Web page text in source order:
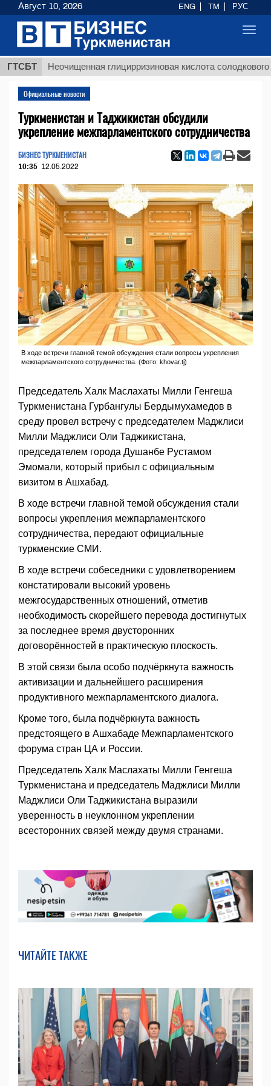
ГТСБТ
Неочищенная глицирризиновая кислота солодкового корня
Официальные новости
Туркменистан и Таджикистан обсудили
укрепление межпарламентского сотрудничества
БИЗНЕС ТУРКМЕНИСТАН
10:35 12.05.2022
В ходе встречи главной темой обсуждения стали вопросы укрепления
межпарламентского сотрудничества. (Фото: khovar.tj)
Председатель Халк Маслахаты Милли Генгеша
Туркменистана Гурбангулы Бердымухамедов в
среду провел встречу с председателем Маджлиси
Милли Маджлиси Оли Таджикистана,
председателем города Душанбе Рустамом
Эмомали, который прибыл с официальным
визитом в Ашхабад.
В ходе встречи главной темой обсуждения стали
вопросы укрепления межпарламентского
сотрудничества, передают официальные
туркменские СМИ.
В ходе встречи собеседники с удовлетворением
констатировали высокий уровень
межгосударственных отношений, отметив
необходимость скорейшего перевода достигнутых
за последнее время двусторонних
договорённостей в практическую плоскость.
В этой связи была особо подчёркнута важность
активизации и дальнейшего расширения
продуктивного межпарламентского диалога.
Кроме того, была подчёркнута важность
предстоящего в Ашхабаде Межпарламентского
форума стран ЦА и России.
Председатель Халк Маслахаты Милли Генгеша
Туркменистана и председатель Маджлиси Милли
Маджлиси Оли Таджикистана выразили
уверенность в неуклонном укреплении
всесторонних связей между двумя странами.
ЧИТАЙТЕ ТАКЖЕ
Август 10, 2026 ENG TM РУС